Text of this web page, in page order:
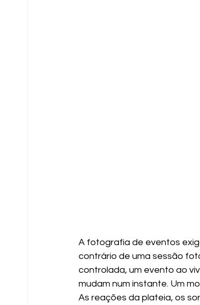
A fotografia de eventos
contrário de uma sessão
controlada, um evento ao
mudam num instante. Um
As reações da plateia, os